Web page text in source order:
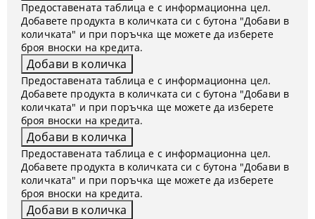
Предоставената таблица е с информационна цел.
Добавете продукта в количката си с бутона "Добави в
количката" и при поръчка ще можете да изберете
броя вноски на кредита.
Предоставената таблица е с информационна цел.
Добавете продукта в количката си с бутона "Добави в
количката" и при поръчка ще можете да изберете
броя вноски на кредита.
Предоставената таблица е с информационна цел.
Добавете продукта в количката си с бутона "Добави в
количката" и при поръчка ще можете да изберете
броя вноски на кредита.